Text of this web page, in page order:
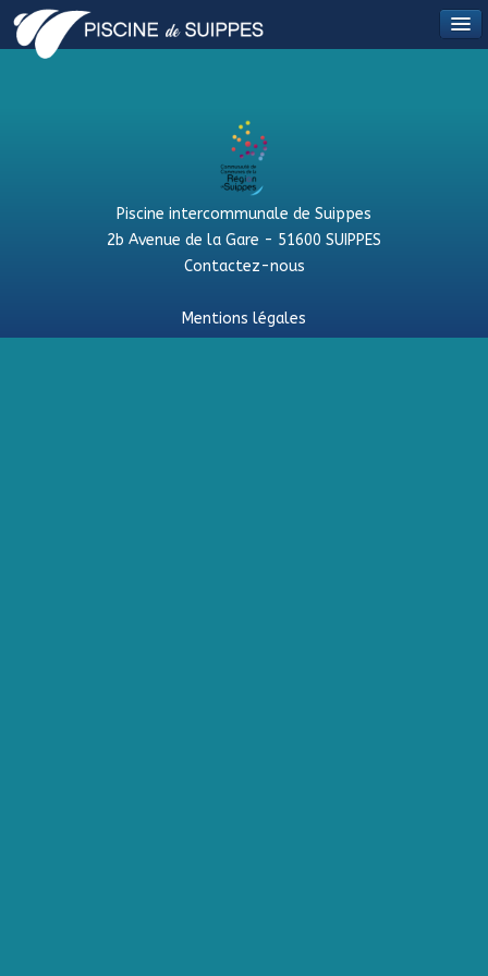
Piscine intercommunale de Suippes
2b Avenue de la Gare - 51600 SUIPPES
Contactez-nous
Mentions légales